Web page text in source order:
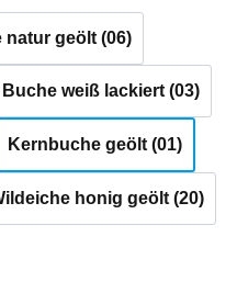
natur geölt (06)
Buche weiß lackiert (03)
Kernbuche geölt (01)
honig geölt (20)